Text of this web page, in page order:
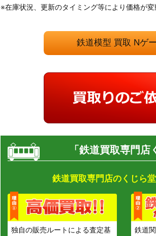
※在庫状況、更新のタイミング等により価格が変
鉄道模型 買取 Nゲ
「鉄道買取専門
鉄道買取専門店のくじら
独自の販売ルートによる査定基
鉄道